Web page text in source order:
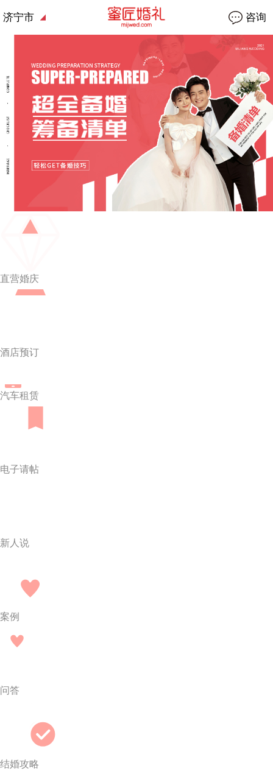
济宁市 咨询
直营婚庆
酒店预订
汽车租赁
电子请帖
新人说
案例
问答
结婚攻略